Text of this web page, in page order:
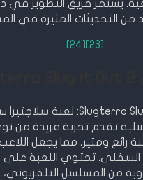
يستمر فريق التطوير في
من التحديثات المثيرة في
[23]
[24]
تقدم تجربة فريدة من
رائع ومثير، مما يجعل
السفلى. تحتوي اللعبة على
من المسلسل